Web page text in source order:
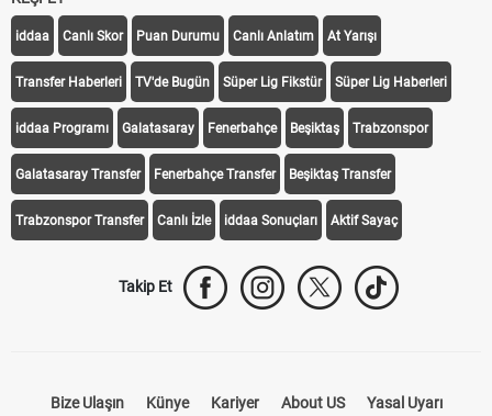
iddaa Canlı Skor Puan Durumu Canlı Anlatım At Yarışı
Transfer Haberleri TV'de Bugün Süper Lig Fikstür Süper Lig Haberleri
iddaa Programı Galatasaray Fenerbahçe Beşiktaş Trabzonspor
Galatasaray Transfer Fenerbahçe Transfer Beşiktaş Transfer
Trabzonspor Transfer Canlı İzle iddaa Sonuçları Aktif Sayaç
Takip Et
Bize Ulaşın Künye Kariyer About US Yasal Uyarı